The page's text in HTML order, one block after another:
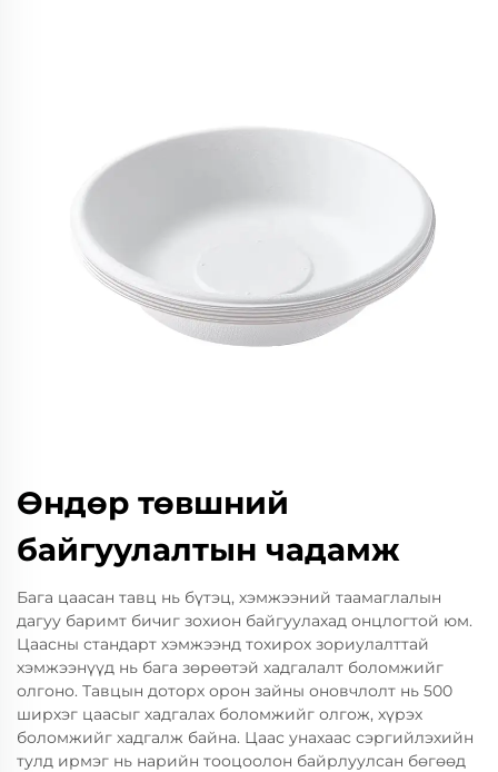
Өндөр төвшний
байгуулалтын чадамж
Бага цаасан тавц нь бүтэц, хэмжээний таамаглалын
дагуу баримт бичиг зохион байгуулахад онцлогтой юм.
Цаасны стандарт хэмжээнд тохирох зориулалттай
хэмжээнүүд нь бага зөрөөтэй хадгалалт боломжийг
олгоно. Тавцын доторх орон зайны оновчлолт нь 500
ширхэг цаасыг хадгалах боломжийг олгож, хүрэх
боломжийг хадгалж байна. Цаас унахаас сэргийлэхийн
тулд ирмэг нь нарийн тооцоолон байрлуулсан бөгөөд